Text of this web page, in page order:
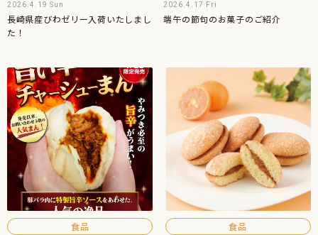
2026.4.19 Sun
長崎県産びわゼリー入荷いたしまし
た！
2026.4.17 Fri
端午の節句のお菓子のご紹介
食品 食品